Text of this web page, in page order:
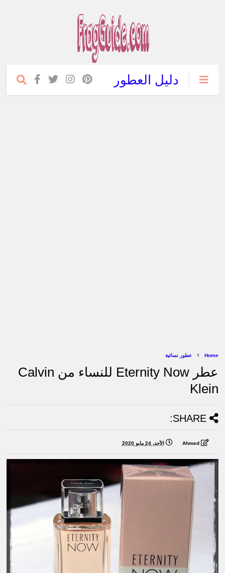
دليل العطور
Home عطور نسائية
عطر Eternity Now للنساء من Calvin
Klein
SHARE:
Ahmed الأحد، 24 مايو 2020